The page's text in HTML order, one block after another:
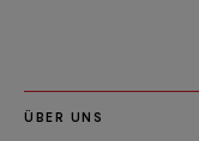
ÜBER UNS